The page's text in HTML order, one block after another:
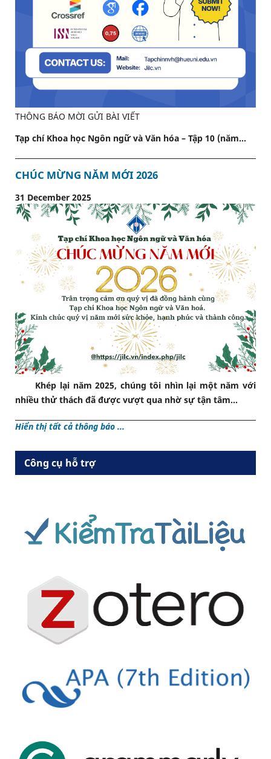
THÔNG BÁO MỜI GỬI BÀI VIẾT
Tạp chí Khoa học Ngôn ngữ và Văn hóa – Tập 10 (năm...
CHÚC MỪNG NĂM MỚI 2026
31 December 2025
Khép lại năm 2025, chúng tôi nhìn lại một năm với
nhiều thử thách đã được vượt qua nhờ sự tận tâm...
Hiển thị tất cả thông báo ...
Công cụ hỗ trợ